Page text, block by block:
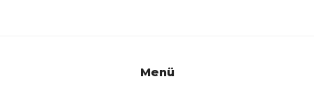
Menü